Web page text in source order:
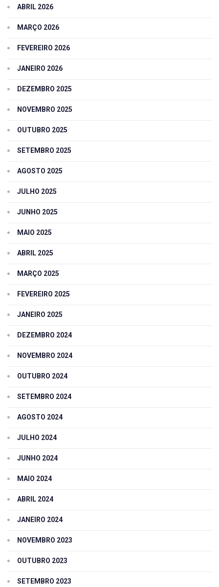
ABRIL 2026
MARÇO 2026
FEVEREIRO 2026
JANEIRO 2026
DEZEMBRO 2025
NOVEMBRO 2025
OUTUBRO 2025
SETEMBRO 2025
AGOSTO 2025
JULHO 2025
JUNHO 2025
MAIO 2025
ABRIL 2025
MARÇO 2025
FEVEREIRO 2025
JANEIRO 2025
DEZEMBRO 2024
NOVEMBRO 2024
OUTUBRO 2024
SETEMBRO 2024
AGOSTO 2024
JULHO 2024
JUNHO 2024
MAIO 2024
ABRIL 2024
JANEIRO 2024
NOVEMBRO 2023
OUTUBRO 2023
SETEMBRO 2023